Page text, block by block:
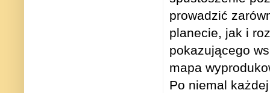
prowadzić
planecie, jak i
pokazującego
mapa
Po niemal